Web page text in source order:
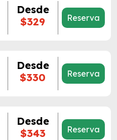
Desde
$329
Reserva
Desde
$330
Reserva
Desde
$343
Reserva